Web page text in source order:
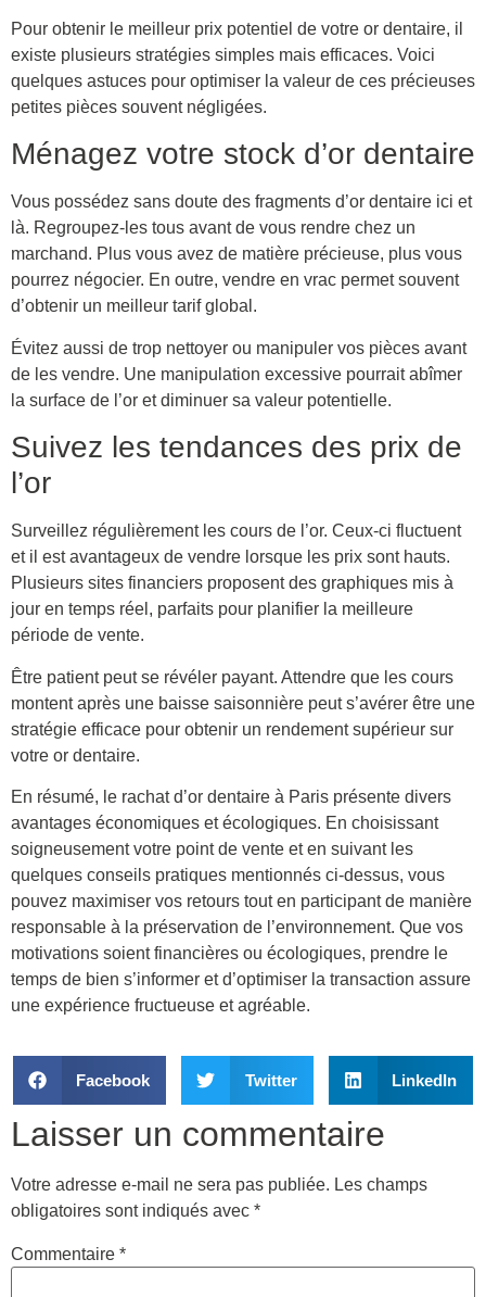
Pour obtenir le meilleur prix potentiel de votre or dentaire, il
existe plusieurs stratégies simples mais efficaces. Voici
quelques astuces pour optimiser la valeur de ces précieuses
petites pièces souvent négligées.
Ménagez votre stock d’or dentaire
Vous possédez sans doute des fragments d’or dentaire ici et
là. Regroupez-les tous avant de vous rendre chez un
marchand. Plus vous avez de matière précieuse, plus vous
pourrez négocier. En outre, vendre en vrac permet souvent
d’obtenir un meilleur tarif global.
Évitez aussi de trop nettoyer ou manipuler vos pièces avant
de les vendre. Une manipulation excessive pourrait abîmer
la surface de l’or et diminuer sa valeur potentielle.
Suivez les tendances des prix de
l’or
Surveillez régulièrement les cours de l’or. Ceux-ci fluctuent
et il est avantageux de vendre lorsque les prix sont hauts.
Plusieurs sites financiers proposent des graphiques mis à
jour en temps réel, parfaits pour planifier la meilleure
période de vente.
Être patient peut se révéler payant. Attendre que les cours
montent après une baisse saisonnière peut s’avérer être une
stratégie efficace pour obtenir un rendement supérieur sur
votre or dentaire.
En résumé, le rachat d’or dentaire à Paris présente divers
avantages économiques et écologiques. En choisissant
soigneusement votre point de vente et en suivant les
quelques conseils pratiques mentionnés ci-dessus, vous
pouvez maximiser vos retours tout en participant de manière
responsable à la préservation de l’environnement. Que vos
motivations soient financières ou écologiques, prendre le
temps de bien s’informer et d’optimiser la transaction assure
une expérience fructueuse et agréable.
Facebook Twitter LinkedIn
Laisser un commentaire
Votre adresse e-mail ne sera pas publiée. Les champs
obligatoires sont indiqués avec *
Commentaire *